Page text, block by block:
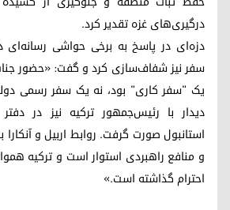
درگیری‌های غزه تقدیر کرد.
دزه‌ای در پاسخ به برخی حواشی رسانه‌ای
سفر نیز شفاف‌سازی کرد و گفت: «حضور
یک "سفر کاری" بود، نه یک سفر رسمی
دیدار با رئیس‌جمهور ترکیه نیز در
استانبول صورت گرفت. روابط اربیل و آنکارا
و منافع راهبردی استوار است و ترکیه
احترام گذاشته است.»